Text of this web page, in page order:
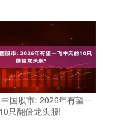
国股市: 2026年有望一
只翻倍龙头股!